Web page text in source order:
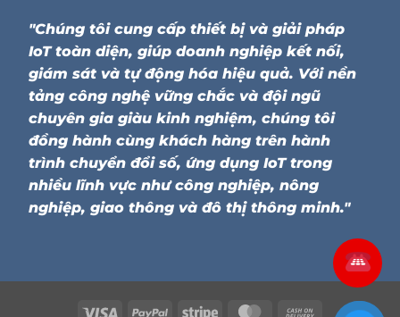
"Chúng tôi cung cấp thiết bị và giải pháp
IoT toàn diện, giúp doanh nghiệp kết nối,
giám sát và tự động hóa hiệu quả. Với nền
tảng công nghệ vững chắc và đội ngũ
chuyên gia giàu kinh nghiệm, chúng tôi
đồng hành cùng khách hàng trên hành
trình chuyển đổi số, ứng dụng IoT trong
nhiều lĩnh vực như công nghiệp, nông
nghiệp, giao thông và đô thị thông minh."
Visa PayPalStripe MasterCard
Cash